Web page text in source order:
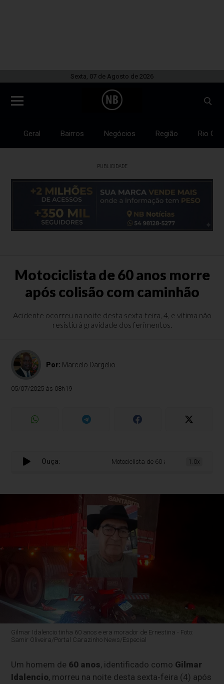
Sexta, 07 de Agosto de 2026
Geral Bairros Negócios Região Rio
PUBLICIDADE
Motociclista de 60 anos morre
após colisão com caminhão
Acidente ocorreu na noite desta sexta-feira, 4, e vítima não
resistiu à gravidade dos ferimentos.
Por: Marcelo Dargelio
05/07/2025 às 08h19
Ouça: Motociclista de 60 anos morre após
1.0x
Gilmar Idalencio tinha 60 anos e era morador de Ernestina - Foto:
Samir Oliveira/Portal Carazinho News/Especial
Um homem de 60 anos, identificado como Gilmar
Idalencio, morreu na noite desta sexta-feira (4) após